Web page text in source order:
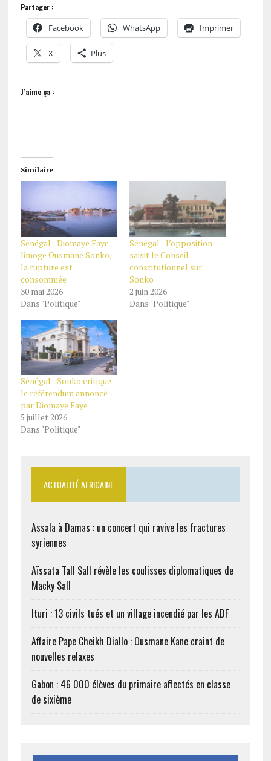
Partager :
Facebook WhatsApp Imprimer
X Plus
J’aime ça :
Similaire
Sénégal : Diomaye Faye
limoge Ousmane Sonko,
la rupture est
consommée
30 mai 2026
Dans "Politique"
Sénégal : l’opposition
saisit le Conseil
constitutionnel sur
Sonko
2 juin 2026
Dans "Politique"
Sénégal : Sonko critique
le référendum annoncé
par Diomaye Faye
5 juillet 2026
Dans "Politique"
ACTUALITÉ AFRICAINE
Assala à Damas : un concert qui ravive les fractures
syriennes
Aïssata Tall Sall révèle les coulisses diplomatiques de
Macky Sall
Ituri : 13 civils tués et un village incendié par les ADF
Affaire Pape Cheikh Diallo : Ousmane Kane craint de
nouvelles relaxes
Gabon : 46 000 élèves du primaire affectés en classe
de sixième